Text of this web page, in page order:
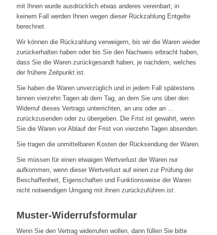
mit Ihnen wurde ausdrücklich etwas anderes vereinbart; in
keinem Fall werden Ihnen wegen dieser Rückzahlung Entgelte
berechnet.
Wir können die Rückzahlung verweigern, bis wir die Waren wieder
zurückerhalten haben oder bis Sie den Nachweis erbracht haben,
dass Sie die Waren zurückgesandt haben, je nachdem, welches
der frühere Zeitpunkt ist.
Sie haben die Waren unverzüglich und in jedem Fall spätestens
binnen vierzehn Tagen ab dem Tag, an dem Sie uns über den
Widerruf dieses Vertrags unterrichten, an uns oder an …
zurückzusenden oder zu übergeben. Die Frist ist gewahrt, wenn
Sie die Waren vor Ablauf der Frist von vierzehn Tagen absenden.
Sie tragen die unmittelbaren Kosten der Rücksendung der Waren.
Sie müssen für einen etwaigen Wertverlust der Waren nur
aufkommen, wenn dieser Wertverlust auf einen zur Prüfung der
Beschaffenheit, Eigenschaften und Funktionsweise der Waren
nicht notwendigen Umgang mit ihnen zurückzuführen ist.
Muster-Widerrufsformular
Wenn Sie den Vertrag widerrufen wollen, dann füllen Sie bitte